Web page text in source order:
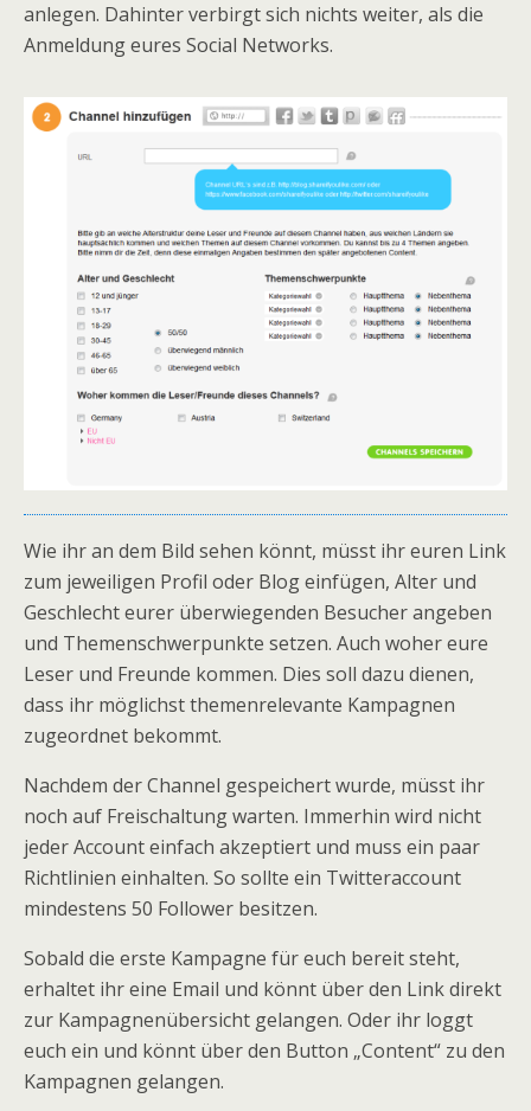
anlegen. Dahinter verbirgt sich nichts weiter, als die
Anmeldung eures Social Networks.
Wie ihr an dem Bild sehen könnt, müsst ihr euren Link
zum jeweiligen Profil oder Blog einfügen, Alter und
Geschlecht eurer überwiegenden Besucher angeben
und Themenschwerpunkte setzen. Auch woher eure
Leser und Freunde kommen. Dies soll dazu dienen,
dass ihr möglichst themenrelevante Kampagnen
zugeordnet bekommt.
Nachdem der Channel gespeichert wurde, müsst ihr
noch auf Freischaltung warten. Immerhin wird nicht
jeder Account einfach akzeptiert und muss ein paar
Richtlinien einhalten. So sollte ein Twitteraccount
mindestens 50 Follower besitzen.
Sobald die erste Kampagne für euch bereit steht,
erhaltet ihr eine Email und könnt über den Link direkt
zur Kampagnenübersicht gelangen. Oder ihr loggt
euch ein und könnt über den Button „Content“ zu den
Kampagnen gelangen.